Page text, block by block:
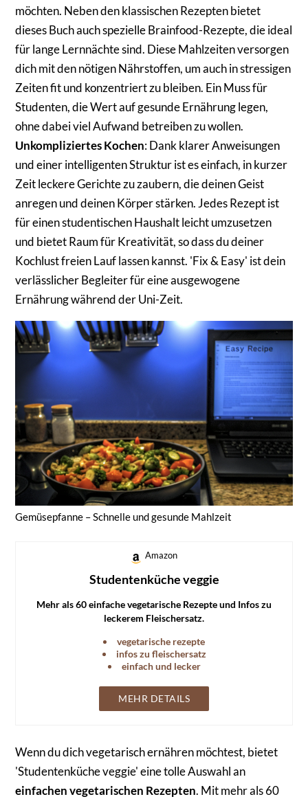
möchten. Neben den klassischen Rezepten bietet
dieses Buch auch spezielle Brainfood-Rezepte, die ideal
für lange Lernnächte sind. Diese Mahlzeiten versorgen
dich mit den nötigen Nährstoffen, um auch in stressigen
Zeiten fit und konzentriert zu bleiben. Ein Muss für
Studenten, die Wert auf gesunde Ernährung legen,
ohne dabei viel Aufwand betreiben zu wollen.
Unkompliziertes Kochen: Dank klarer Anweisungen
und einer intelligenten Struktur ist es einfach, in kurzer
Zeit leckere Gerichte zu zaubern, die deinen Geist
anregen und deinen Körper stärken. Jedes Rezept ist
für einen studentischen Haushalt leicht umzusetzen
und bietet Raum für Kreativität, so dass du deiner
Kochlust freien Lauf lassen kannst. 'Fix & Easy' ist dein
verlässlicher Begleiter für eine ausgewogene
Ernährung während der Uni-Zeit.
Gemüsepfanne – Schnelle und gesunde Mahlzeit
Amazon
Studentenküche veggie
Mehr als 60 einfache vegetarische Rezepte und Infos zu
leckerem Fleischersatz.
vegetarische rezepte
infos zu fleischersatz
einfach und lecker
MEHR DETAILS
Wenn du dich vegetarisch ernähren möchtest, bietet
'Studentenküche veggie' eine tolle Auswahl an
einfachen vegetarischen Rezepten. Mit mehr als 60